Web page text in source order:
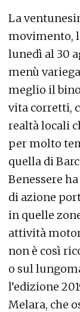
La
movimento,
lunedì al 30
menù
meglio il
vita corretti,
realtà locali
per molto
quella di
Benessere
di azione
in quelle
attività
non è così
o sul
l’edizione
Melara, che